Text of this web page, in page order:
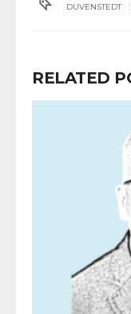
DUVENSTEDT
RELATED